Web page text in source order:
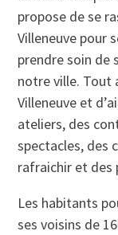
propose de se
Villeneuve pour
prendre soin de
notre ville. Tout
Villeneuve et
ateliers, des
spectacles, des
rafraichir et des
Les habitants
ses voisins de